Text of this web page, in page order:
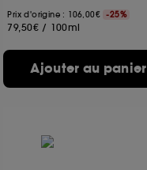
Prix d'origine : 106,00€ -25%
79,50€ / 100ml
Ajouter au panier